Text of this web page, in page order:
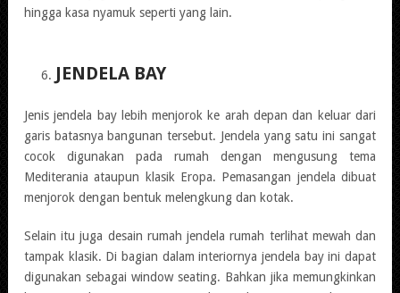
hingga kasa nyamuk seperti yang lain.
JENDELA BAY
Jenis jendela bay lebih menjorok ke arah depan dan keluar dari
garis batasnya bangunan tersebut. Jendela yang satu ini sangat
cocok digunakan pada rumah dengan mengusung tema
Mediterania ataupun klasik Eropa. Pemasangan jendela dibuat
menjorok dengan bentuk melengkung dan kotak.
Selain itu juga desain rumah jendela rumah terlihat mewah dan
tampak klasik. Di bagian dalam interiornya jendela bay ini dapat
digunakan sebagai window seating. Bahkan jika memungkinkan